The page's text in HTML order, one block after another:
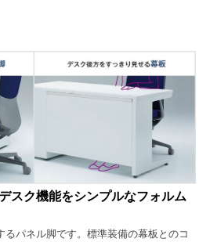
スク機能をシンプルなフォルム
るパネル脚です。標準装備の幕板とのコ